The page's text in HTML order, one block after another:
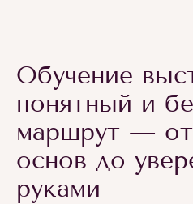
Обучение
понятный и
маршрут —
основ до
руками